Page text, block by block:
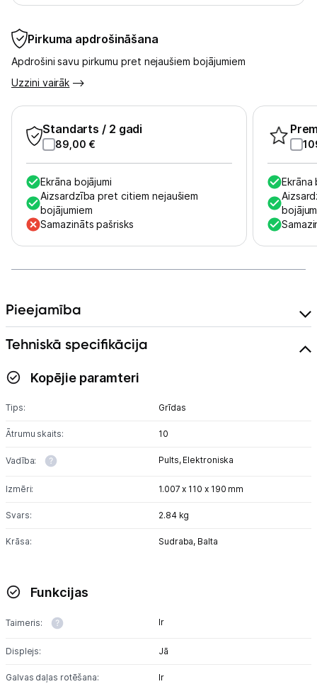
Kontakti
Informācija
Pirkuma apdrošināšana
Apdrošini savu pirkumu pret nejaušiem bojājumiem
Uzzini vairāk
Standarts / 2 gadi
89,00 €
Ekrāna bojājumi
Aizsardzība pret citiem nejaušiem
bojājumiem
Samazināts pašrisks
Ekrāna
Pieejamība
Tehniskā specifikācija
Kopējie paramteri
Tips: Grīdas
Ātrumu skaits: 10
Vadība: Pults, Elektroniska
Izmēri: 1.007 x 110 x 190 mm
Svars: 2.84 kg
Krāsa: Sudraba, Balta
Funkcijas
Taimeris: Ir
Displejs: Jā
Galvas daļas rotēšana: Ir